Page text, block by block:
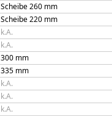
Scheibe 260 mm
Scheibe 220 mm
k.A.
k.A.
300 mm
335 mm
k.A.
k.A.
k.A.